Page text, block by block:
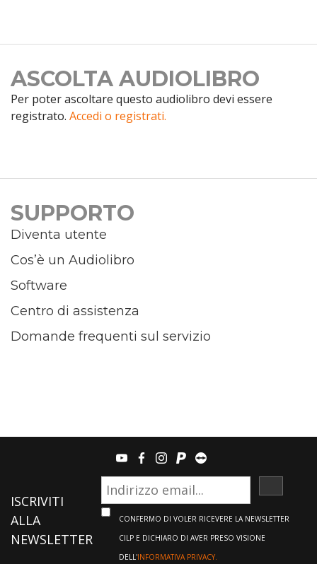
ASCOLTA AUDIOLIBRO
Per poter ascoltare questo audiolibro devi essere
registrato. Accedi o registrati.
SUPPORTO
Diventa utente
Cos’è un Audiolibro
Software
Centro di assistenza
Domande frequenti sul servizio
youtubefacebook
instagram
paypalteamviewer
ISCRIVITI
ALLA
NEWSLETTER
CONFERMO DI VOLER RICEVERE LA NEWSLETTER
CILP E DICHIARO DI AVER PRESO VISIONE
DELL'INFORMATIVA PRIVACY.